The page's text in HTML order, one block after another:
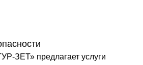
ЗЕТ» предлагает услуги